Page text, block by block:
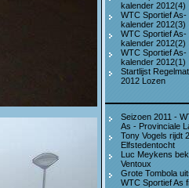
kalender 2012(4)
WTC Sportief
kalender 2012(3)
WTC Sportief
kalender 2012(2)
WTC Sportief
kalender 2012(1)
Startlijst
2012 Lozen
Seizoen 2011 -
As - Provinciale
Tony Vogels rijdt
Elfstedentocht
Luc Meykens
Ventoux
Grote Tombola
WTC Sportief As